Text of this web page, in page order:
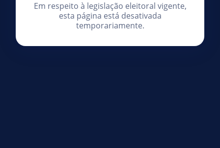
Em respeito à legislação eleitoral vigente,
esta página está desativada
temporariamente.